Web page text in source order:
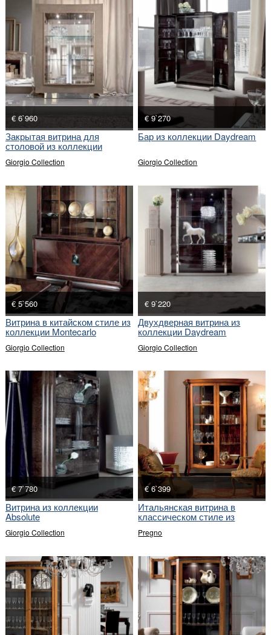
€ 6`960
Закрытая витрина для
столовой из коллекции
Giorgio Collection
€ 9`270
Бар из коллекции Daydream
Giorgio Collection
€ 5`560
Витрина в китайском стиле из
коллекции Montecarlo
Giorgio Collection
€ 9`220
Двухдверная витрина из
коллекции Daydream
Giorgio Collection
€ 7`780
Витрина из коллекции
Absolute
Giorgio Collection
€ 6`399
Итальянская витрина в
классическом стиле из
Pregno